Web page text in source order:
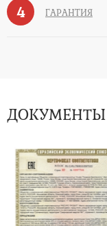
4 ГАРАНТИЯ
ДОКУМЕНТЫ